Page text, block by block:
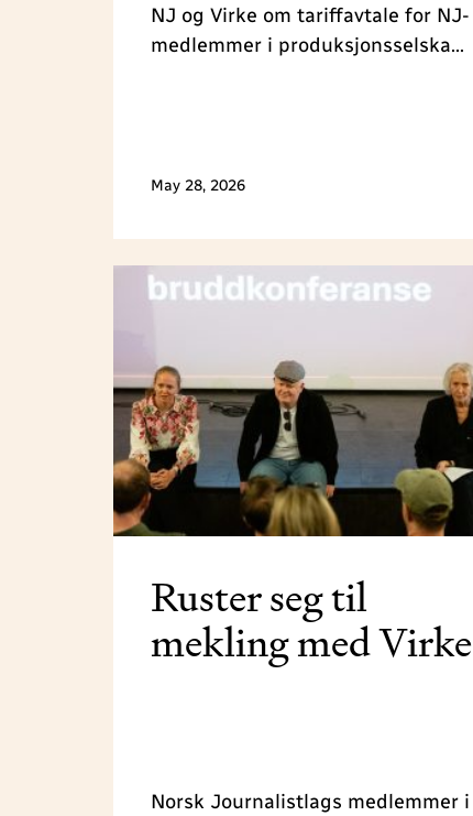
NJ og Virke om tariffavtale for NJ-
medlemmer i produksjonsselskap.
May 28, 2026
Ruster seg til
mekling med Virke
Norsk Journalistlags medlemmer i